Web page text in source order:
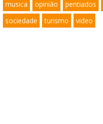
musica
opinião pentiados
sociedade
turismo video